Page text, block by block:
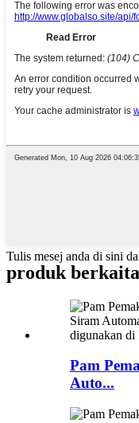
Tulis mesej anda di sini
produk
Pam
Auto...